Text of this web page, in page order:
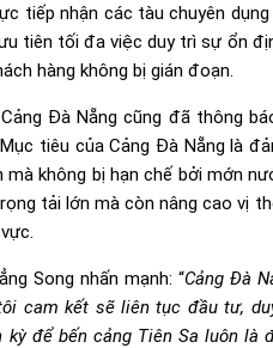
tiếp nhận các tàu chuyên
tiên tối đa việc duy trì sự ổn
hàng không bị gián đoạn.
Đà Nẵng cũng đã thông
tiêu của Cảng Đà Nẵng là
không bị hạn chế bởi mớn
tải lớn mà còn nâng cao vị
Song nhấn mạnh: “Cảng Đà
cam kết sẽ liên tục đầu tư,
để bến cảng Tiên Sa luôn là